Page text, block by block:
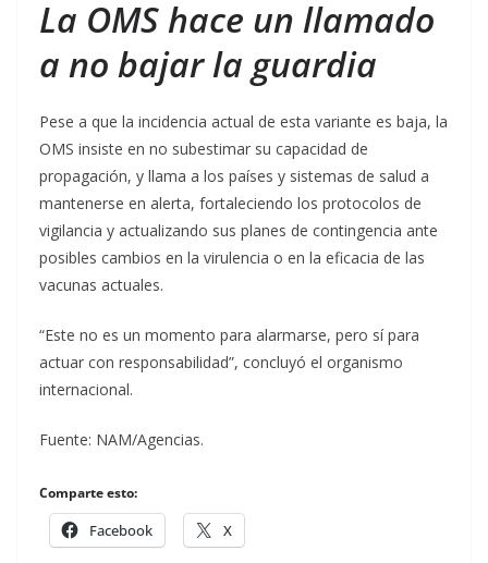
La OMS hace un llamado
a no bajar la guardia
Pese a que la incidencia actual de esta variante es baja, la
OMS insiste en no subestimar su capacidad de
propagación, y llama a los países y sistemas de salud a
mantenerse en alerta, fortaleciendo los protocolos de
vigilancia y actualizando sus planes de contingencia ante
posibles cambios en la virulencia o en la eficacia de las
vacunas actuales.
“Este no es un momento para alarmarse, pero sí para
actuar con responsabilidad”, concluyó el organismo
internacional.
Fuente: NAM/Agencias.
Comparte esto:
Facebook X